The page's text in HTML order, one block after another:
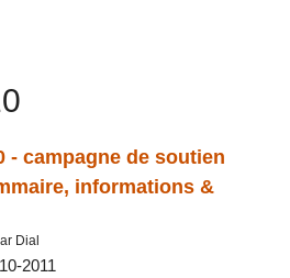
- campagne de soutien
informations &
Dial
2011